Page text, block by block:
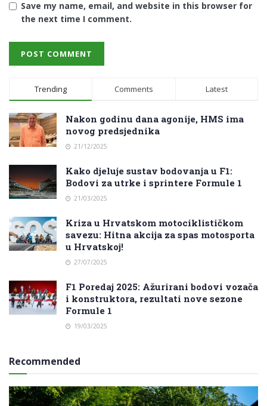
Save my name, email, and website in this browser for
the next time I comment.
Trending Comments Latest
Nakon godinu dana agonije, HMS ima
novog predsjednika
21/12/2025
Kako djeluje sustav bodovanja u F1:
Bodovi za utrke i sprintere Formule 1
21/03/2025
Kriza u Hrvatskom motociklističkom
savezu: Hitna akcija za spas motosporta
u Hrvatskoj!
27/07/2025
F1 Poredaj 2025: Ažurirani bodovi vozača
i konstruktora, rezultati nove sezone
Formule 1
19/03/2025
Recommended